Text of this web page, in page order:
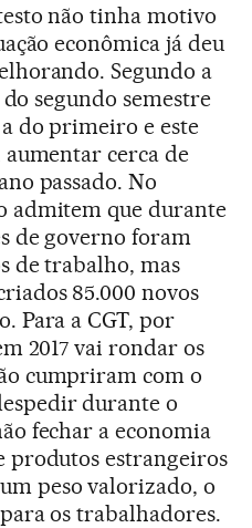
não tinha motivo
econômica já deu
Segundo a
segundo semestre
do primeiro e este
cerca de
passado. No
admitem que durante
de governo foram
de trabalho, mas
85.000 novos
Para a CGT, por
2017 vai rondar os
cumpriram com o
durante o
fechar a economia
produtos estrangeiros
peso valorizado, o
os trabalhadores.